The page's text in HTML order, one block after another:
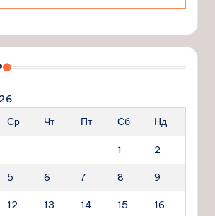
Ср Чт Пт Сб Нд
1 2
5 6 7 8 9
12 13 14 15 16